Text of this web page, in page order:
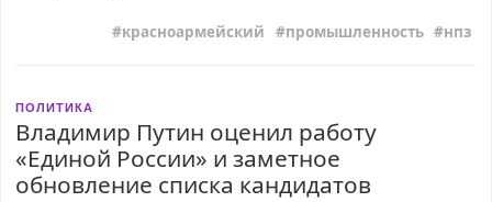
красноармейский промышленность нпз
ПОЛИТИКА
Владимир Путин оценил работу
«Единой России» и заметное
обновление списка кандидатов